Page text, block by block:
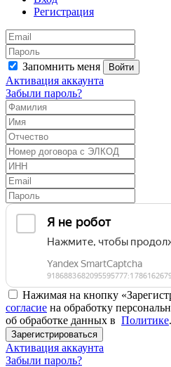
Регистрация
Запомнить меня Войти
Активация аккаунта
Забыли пароль?
Нажимая на кнопку
согласие на обработку
об обработке данных в Политике.
Зарегистрироваться
Активация аккаунта
Забыли пароль?